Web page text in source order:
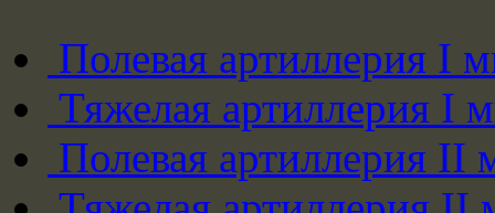
Полевая артиллерия I
Тяжелая артиллерия I
Полевая артиллерия II